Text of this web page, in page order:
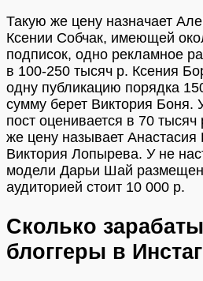
Такую же цену назначает
Ксении Собчак, имеющей
подписок, одно рекламное
в 100-250 тысяч р. Ксения
одну публикацию порядка
сумму берет Виктория
пост оценивается в 70
же цену называет Анастасия
Виктория Лопырева. У не
модели Дарьи Шай
аудиторией стоит 10 000 р.
Сколько
блоггеры в